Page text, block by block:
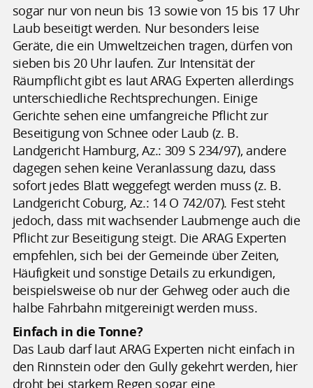
sogar nur von neun bis 13 sowie von 15 bis 17 Uhr
Laub beseitigt werden. Nur besonders leise
Geräte, die ein Umweltzeichen tragen, dürfen von
sieben bis 20 Uhr laufen. Zur Intensität der
Räumpflicht gibt es laut ARAG Experten allerdings
unterschiedliche Rechtsprechungen. Einige
Gerichte sehen eine umfangreiche Pflicht zur
Beseitigung von Schnee oder Laub (z. B.
Landgericht Hamburg, Az.: 309 S 234/97), andere
dagegen sehen keine Veranlassung dazu, dass
sofort jedes Blatt weggefegt werden muss (z. B.
Landgericht Coburg, Az.: 14 O 742/07). Fest steht
jedoch, dass mit wachsender Laubmenge auch die
Pflicht zur Beseitigung steigt. Die ARAG Experten
empfehlen, sich bei der Gemeinde über Zeiten,
Häufigkeit und sonstige Details zu erkundigen,
beispielsweise ob nur der Gehweg oder auch die
halbe Fahrbahn mitgereinigt werden muss.
Einfach in die Tonne?
Das Laub darf laut ARAG Experten nicht einfach in
den Rinnstein oder den Gully gekehrt werden, hier
droht bei starkem Regen sogar eine